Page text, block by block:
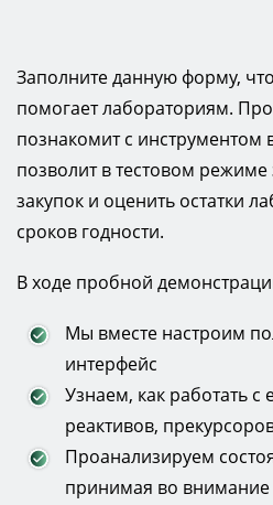
Заполните данную форму,
помогает лабораториям.
познакомит с инструментом
позволит в тестовом
закупок и оценить остатки
сроков годности.
В ходе пробной
Мы вместе настроим
интерфейс
Узнаем, как работать
реактивов,
Проанализируем
принимая во внимание